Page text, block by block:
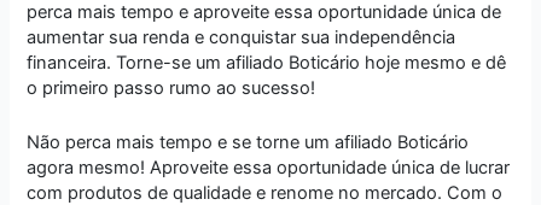
perca mais tempo e aproveite essa oportunidade única de
aumentar sua renda e conquistar sua independência
financeira. Torne-se um afiliado Boticário hoje mesmo e dê
o primeiro passo rumo ao sucesso!
Não perca mais tempo e se torne um afiliado Boticário
agora mesmo! Aproveite essa oportunidade única de lucrar
com produtos de qualidade e renome no mercado. Com o